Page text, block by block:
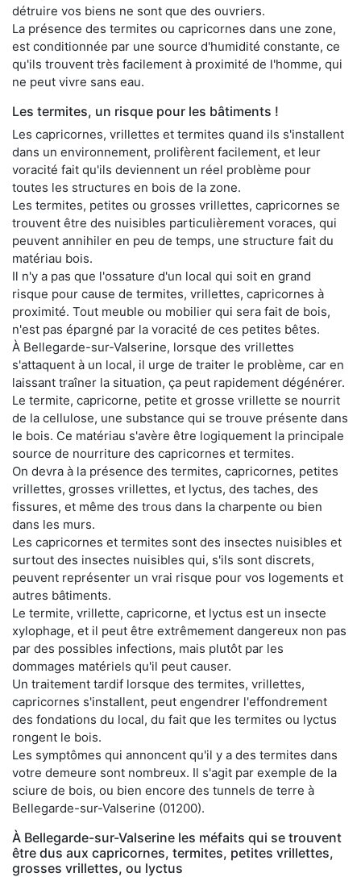
détruire vos biens ne sont que des ouvriers.
La présence des termites ou capricornes dans une zone,
est conditionnée par une source d'humidité constante, ce
qu'ils trouvent très facilement à proximité de l'homme, qui
ne peut vivre sans eau.
Les termites, un risque pour les bâtiments !
Les capricornes, vrillettes et termites quand ils s'installent
dans un environnement, prolifèrent facilement, et leur
voracité fait qu'ils deviennent un réel problème pour
toutes les structures en bois de la zone.
Les termites, petites ou grosses vrillettes, capricornes se
trouvent être des nuisibles particulièrement voraces, qui
peuvent annihiler en peu de temps, une structure fait du
matériau bois.
Il n'y a pas que l'ossature d'un local qui soit en grand
risque pour cause de termites, vrillettes, capricornes à
proximité. Tout meuble ou mobilier qui sera fait de bois,
n'est pas épargné par la voracité de ces petites bêtes.
À Bellegarde-sur-Valserine, lorsque des vrillettes
s'attaquent à un local, il urge de traiter le problème, car en
laissant traîner la situation, ça peut rapidement dégénérer.
Le termite, capricorne, petite et grosse vrillette se nourrit
de la cellulose, une substance qui se trouve présente dans
le bois. Ce matériau s'avère être logiquement la principale
source de nourriture des capricornes et termites.
On devra à la présence des termites, capricornes, petites
vrillettes, grosses vrillettes, et lyctus, des taches, des
fissures, et même des trous dans la charpente ou bien
dans les murs.
Les capricornes et termites sont des insectes nuisibles et
surtout des insectes nuisibles qui, s'ils sont discrets,
peuvent représenter un vrai risque pour vos logements et
autres bâtiments.
Le termite, vrillette, capricorne, et lyctus est un insecte
xylophage, et il peut être extrêmement dangereux non pas
par des possibles infections, mais plutôt par les
dommages matériels qu'il peut causer.
Un traitement tardif lorsque des termites, vrillettes,
capricornes s'installent, peut engendrer l'effondrement
des fondations du local, du fait que les termites ou lyctus
rongent le bois.
Les symptômes qui annoncent qu'il y a des termites dans
votre demeure sont nombreux. Il s'agit par exemple de la
sciure de bois, ou bien encore des tunnels de terre à
Bellegarde-sur-Valserine (01200).
À Bellegarde-sur-Valserine les méfaits qui se trouvent
être dus aux capricornes, termites, petites vrillettes,
grosses vrillettes, ou lyctus